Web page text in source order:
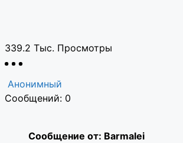
339.2 Тыс. Просмотры
Анонимный
Сообщений: 0
Сообщение от: Barmalei